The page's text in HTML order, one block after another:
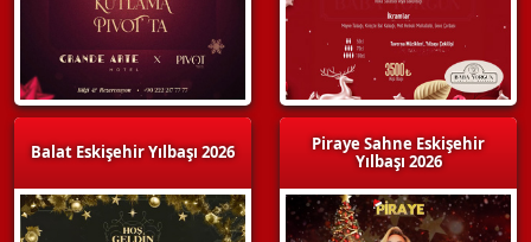
Balat Eskişehir Yılbaşı 2026
Piraye Sahne Eskişehir
Yılbaşı 2026